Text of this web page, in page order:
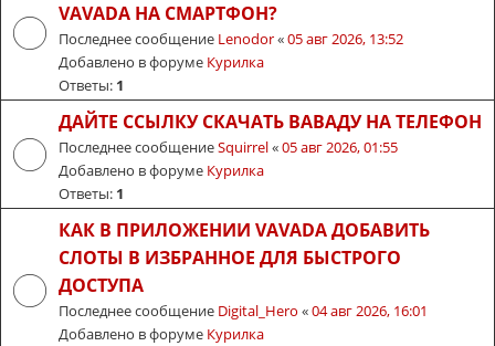
VAVADA НА СМАРТФОН?
Последнее сообщение Lenodor«05 авг 2026, 13:52
Добавлено в форуме Курилка
Ответы: 1
ДАЙТЕ ССЫЛКУ СКАЧАТЬ ВАВАДУ НА ТЕЛЕФОН
Последнее сообщениеSquirrel«05 авг 2026, 01:55
Добавлено в форуме Курилка
Ответы: 1
КАК В ПРИЛОЖЕНИИ VAVADA ДОБАВИТЬ
СЛОТЫ В ИЗБРАННОЕ ДЛЯ БЫСТРОГО
ДОСТУПА
Последнее сообщение Digital_Hero «04 авг 2026, 16:01
Добавлено в форуме Курилка